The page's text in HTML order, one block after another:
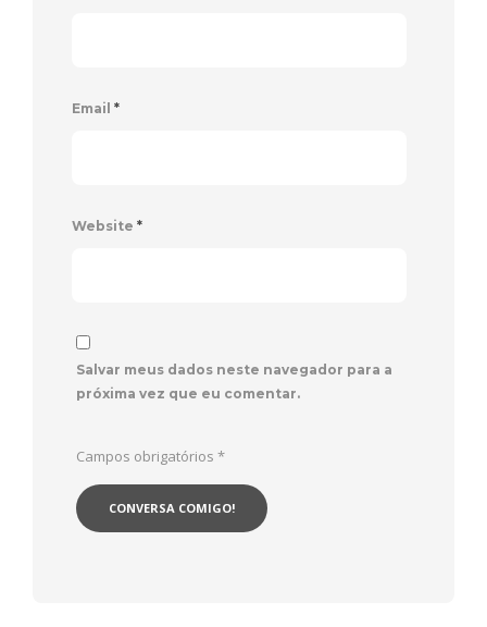
Email *
Website *
Salvar meus dados neste navegador para a
próxima vez que eu comentar.
Campos obrigatórios *